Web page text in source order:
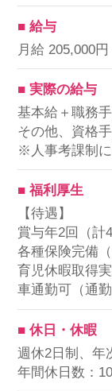
■ 給与
月給 205,000
■ 実際の給与
基本給＋職務
その他、資格
※人事考課制
■ 福利厚生
【待遇】
賞与年2回（計
各種保険完備
育児休暇取得
車通勤可（通
■ 休日・休暇
週休2日制、年
年間休日数：